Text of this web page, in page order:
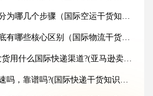
几个步骤（国际空运干货知识分享）
些核心区别（国际物流干货知识分享）
么国际快递渠道?(亚马逊卖家必看篇)
，靠谱吗?(国际快递干货知识分享)